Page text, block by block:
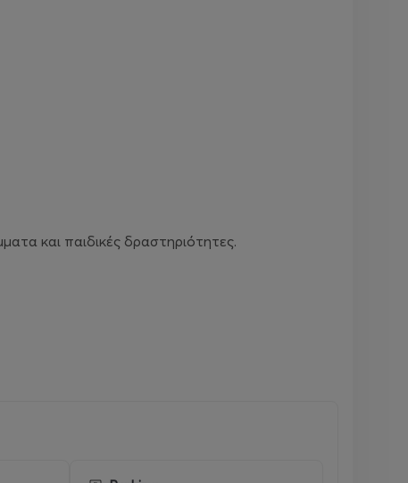
και παιδικές δραστηριότητες.